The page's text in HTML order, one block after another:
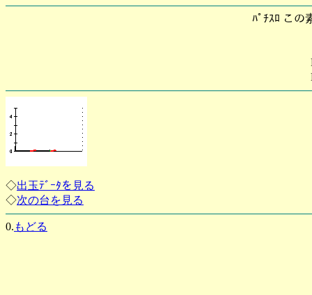
ﾊﾟﾁｽﾛ この
◇出玉ﾃﾞｰﾀを見る
◇次の台を見る
0. もどる